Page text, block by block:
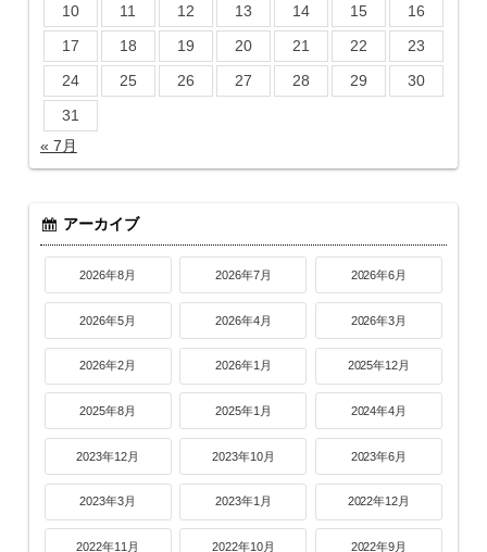
10
11 12 13 14 15
16
17
18 19 20 21 22
23
24
25 26 27 28 29
30
31
« 7月
アーカイブ
2026年8月 2026年7月 2026年6月
2026年5月 2026年4月 2026年3月
2026年2月 2026年1月 2025年12月
2025年8月 2025年1月 2024年4月
2023年12月 2023年10月 2023年6月
2023年3月 2023年1月 2022年12月
2022年11月 2022年10月 2022年9月